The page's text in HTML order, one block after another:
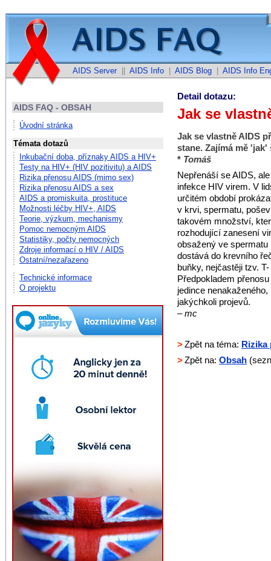
AIDS Server AIDS Info AIDS Blog AIDS Info
AIDS FAQ - OBSAH
Úvodní stránka
Témata dotazů
Inkubační doba, příznaky AIDS a HIV+
Testy na HIV+ (HIV pozitivitu) a AIDS
Rizika přenosu AIDS (mimo sex)
Rizika přenosu AIDS a sex
AIDS a promiskuita, prostituce
Možnosti léčby HIV+, AIDS
Teorie, výzkum, mechanismy
Pomoc nemocným AIDS
Statistiky, počty nemocných
Zdroje informací o HIV / AIDS
Ostatní/nezařazeno
Technické informace
O projektu
Detail dotazu:
Jak se
Jak se vlastně AIDS
stane. Zajímá mě
* Tomáš
Nepřenáší se AIDS,
infekce HIV virem. V
určitém období
v krvi, spermatu,
takovém množství,
rozhodující zanesení
obsažený ve
dostává do krevního
buňky, nejčastěji tzv.
Předpokladem
jedince
jakýchkoli projevů.
– mc
>Zpět na téma: Rizika
>Zpět na: Obsah